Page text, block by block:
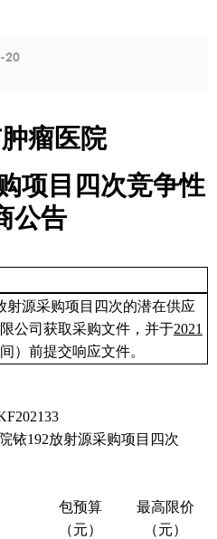
20
瘤医院
项目四次竞争性
公告
射源采购项目四次的潜在供应
公司 获取采购文件，并于2021
）前提交响应文件。
铱192放射源采购项目四次
包预算
（元）
最高限价
（元）